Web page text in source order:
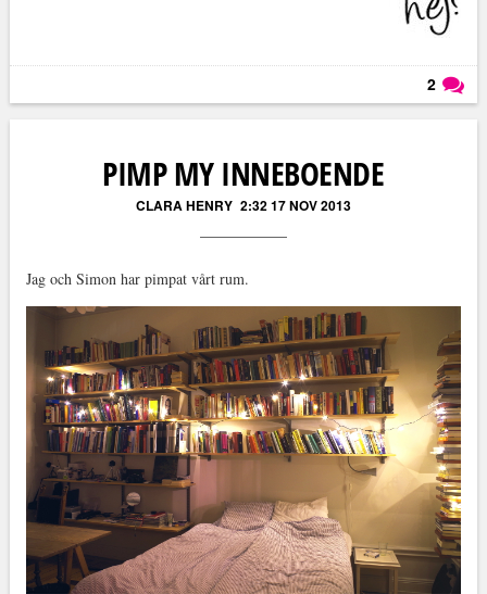
2
PIMP MY INNEBOENDE
CLARA HENRY 2:32 17 NOV 2013
Jag och Simon har pimpat vårt rum.